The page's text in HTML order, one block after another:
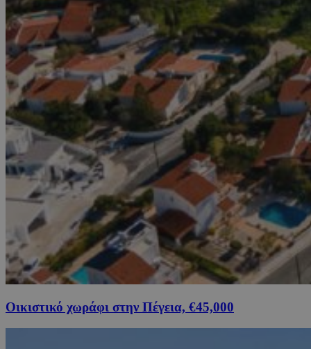
Οικιστικό χωράφι στην Πέγεια, €45,000